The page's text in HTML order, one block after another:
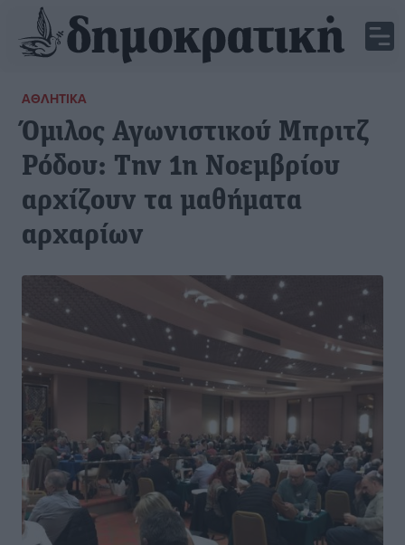
ΑΘΛΗΤΙΚΆ
Όμιλος Αγωνιστικού Μπριτζ
Ρόδου: Την 1η Νοεμβρίου
αρχίζουν τα μαθήματα
αρχαρίων